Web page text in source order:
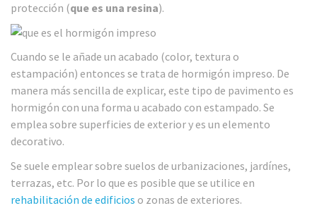
protección (que es una resina).
Cuando se le añade un acabado (color, textura o
estampación) entonces se trata de hormigón impreso. De
manera más sencilla de explicar, este tipo de pavimento es
hormigón con una forma u acabado con estampado. Se
emplea sobre superficies de exterior y es un elemento
decorativo.
Se suele emplear sobre suelos de urbanizaciones, jardínes,
terrazas, etc. Por lo que es posible que se utilice en
rehabilitación de edificios o zonas de exteriores.